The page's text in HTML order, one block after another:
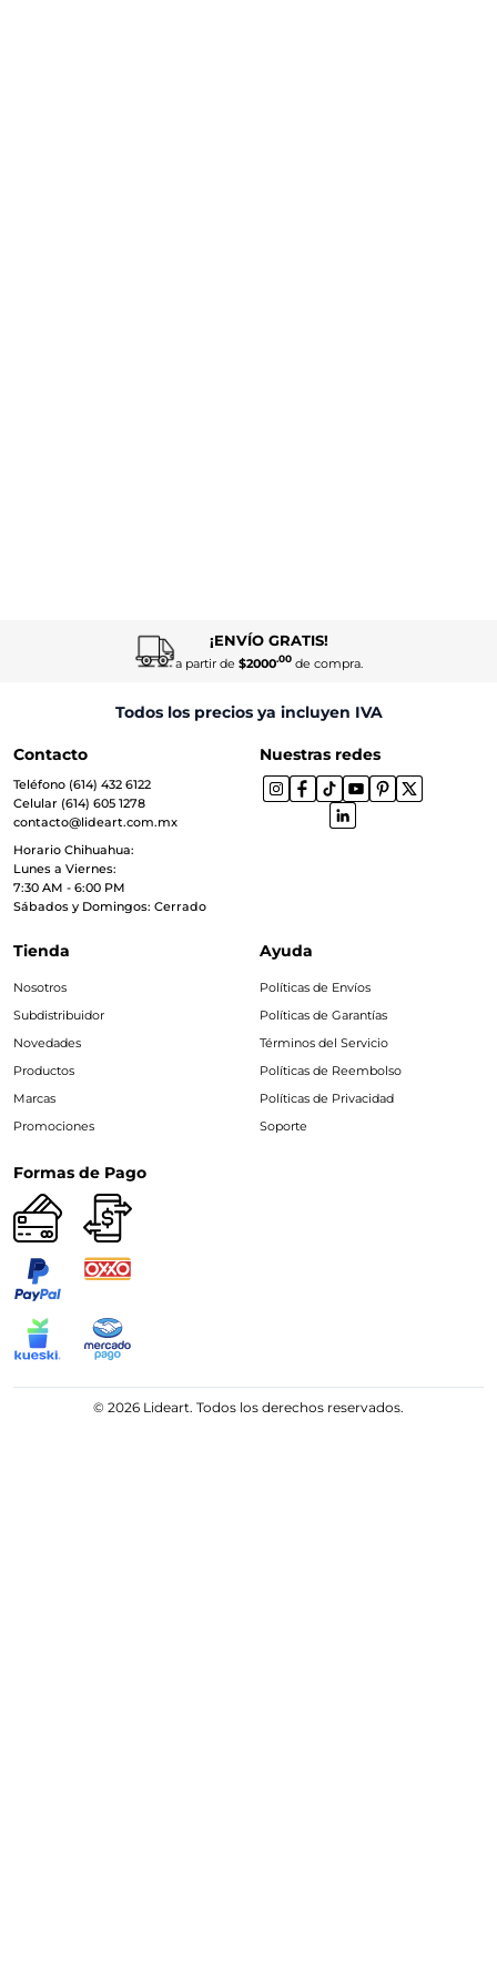
¡ENVÍO GRATIS!
a partir de $2000.00de compra.
Todos los precios ya incluyen IVA
Contacto
Teléfono (614) 432 6122
Celular (614) 605 1278
contacto@lideart.com.mx
Horario Chihuahua:
Lunes a Viernes:
7:30 AM - 6:00 PM
Sábados y Domingos: Cerrado
Nuestras redes
Tienda
Nosotros
Subdistribuidor
Novedades
Productos
Marcas
Promociones
Ayuda
Políticas de Envíos
Políticas de Garantías
Términos del Servicio
Políticas de Reembolso
Políticas de Privacidad
Soporte
Formas de Pago
© 2026 Lideart. Todos los derechos reservados.